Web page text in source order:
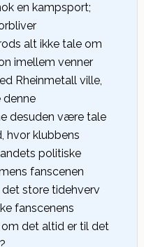
en kampsport;
alt ikke tale om
imellem venner
Rheinmetall ville,
denne
desuden være tale
hvor klubbens
politiske
fanscenen
det store tidehverv
fanscenens
det altid er til det